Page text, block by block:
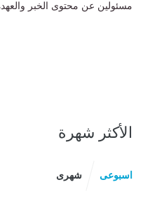
مسئولين عن محتوى الخبر
الأكثر شهرة
اسبوعى شهرى